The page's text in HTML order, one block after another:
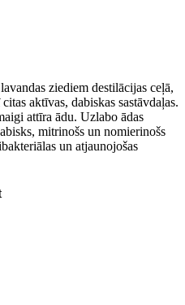
ziediem destilācijas ceļā,
aktīvas, dabiskas sastāvdaļas.
attīra ādu. Uzlabo ādas
mitrinošs un nomierinošs
un atjaunojošas